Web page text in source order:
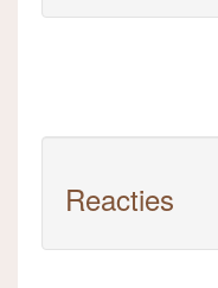
Reacties